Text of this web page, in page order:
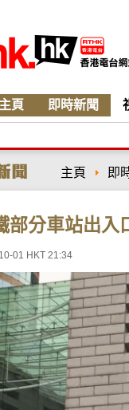
頁 即時新聞
主頁 即
部分車站出入
01 HKT 21:34